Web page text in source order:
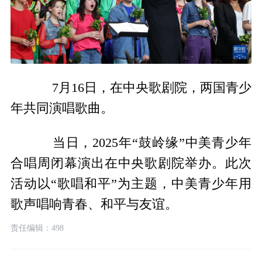
7月16日，在中央歌剧院，两国青少
年共同演唱歌曲。
当日，2025年“鼓岭缘”中美青少年
合唱周闭幕演出在中央歌剧院举办。此次
活动以“歌唱和平”为主题，中美青少年用
歌声唱响青春、和平与友谊。
责任编辑：498